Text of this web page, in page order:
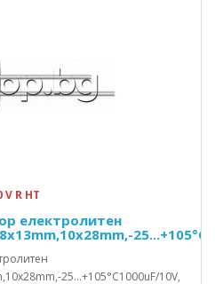
V R HT
електролитен
25...+105°C
25...+105°C1000uF/10V,